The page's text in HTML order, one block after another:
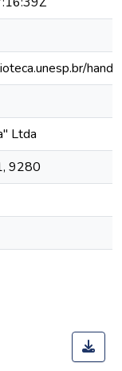
Ltda
9280